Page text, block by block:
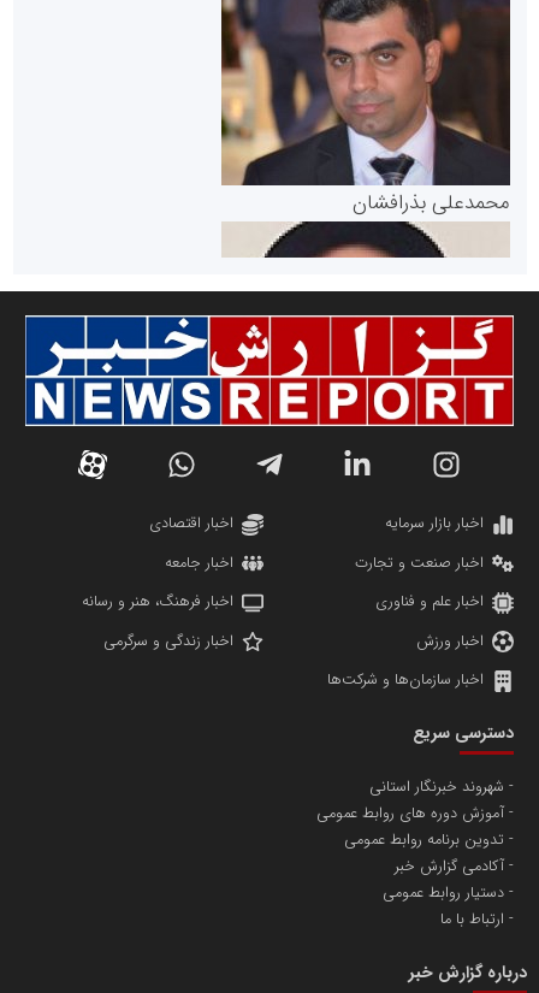
پایگاه خبری گفتمان یزد
دانشگاه سئوی ایران
پایگاه اطلاع رسانی اعتلای نهادهای مردمی
سازمان بورس و اوراق بهادار
مرجع اخبار موثق در بازارسرمایه
سازمان صنعت،معدن و تجارت
تامین آهن اسفنجی تولیدکنندگان فولاد در کشور
محمدعلی بذرافشان
مریم حاج نوروز نظری
مسعودصادقی
اخبار بازار سرمایه
اخبار اقتصادی
اخبار صنعت و تجارت
اخبار جامعه
اخبار علم و فناوری
اخبار فرهنگ، هنر و رسانه
اخبار ورزش
اخبار زندگی و سرگرمی
اخبار سازمان‌ها و شرکت‌ها
دسترسی سریع
شهروند خبرنگار استانی
آموزش دوره های روابط عمومی
تدوین برنامه روابط عمومی
آکادمی گزارش خبر
دستیار روابط عمومی
ارتباط با ما
درباره گزارش خبر